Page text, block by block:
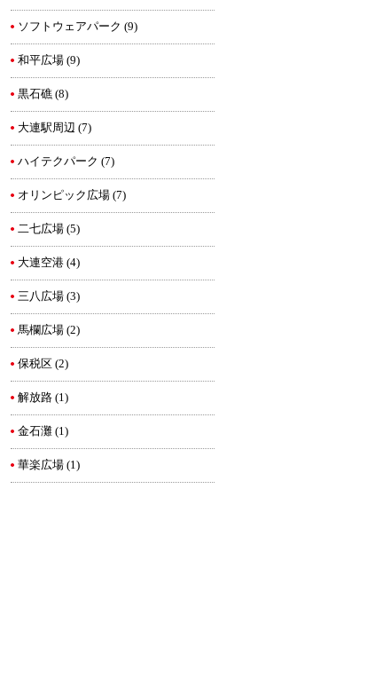
ソフトウェアパーク (9)
和平広場 (9)
黒石礁 (8)
大連駅周辺 (7)
ハイテクパーク (7)
オリンピック広場 (7)
二七広場 (5)
大連空港 (4)
三八広場 (3)
馬欄広場 (2)
保税区 (2)
解放路 (1)
金石灘 (1)
華楽広場 (1)